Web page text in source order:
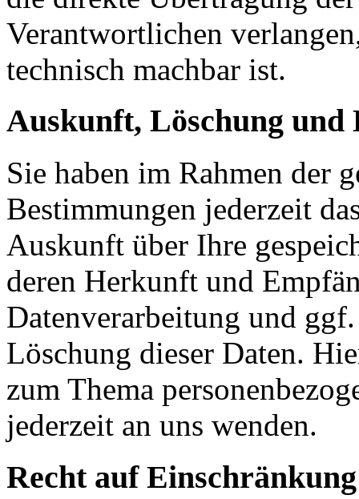
Verantwortlichen
technisch machbar ist.
Auskunft, Löschung und
Sie haben im Rahmen der
Bestimmungen jederzeit
Auskunft über Ihre
deren Herkunft und
Datenverarbeitung und
Löschung dieser Daten.
zum Thema
jederzeit an uns wenden.
Recht auf